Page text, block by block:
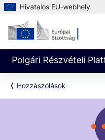
Hivatalos EU-webhely
Polgári Részvételi
Hozzászólások